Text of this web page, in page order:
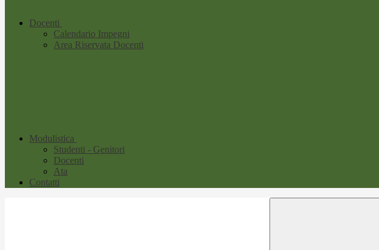
Docenti
Calendario Impegni
Area Riservata Docenti
Modulistica
Studenti - Genitori
Docenti
Ata
Contatti